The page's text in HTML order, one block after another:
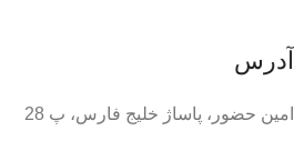
آدرس
امین حضور، پاساژ خلیج فارس، پ 28